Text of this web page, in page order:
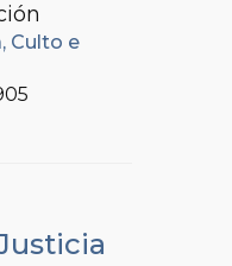
Culto e